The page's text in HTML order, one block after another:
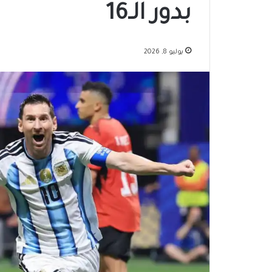
بدور الـ16
يوليو 8, 2026